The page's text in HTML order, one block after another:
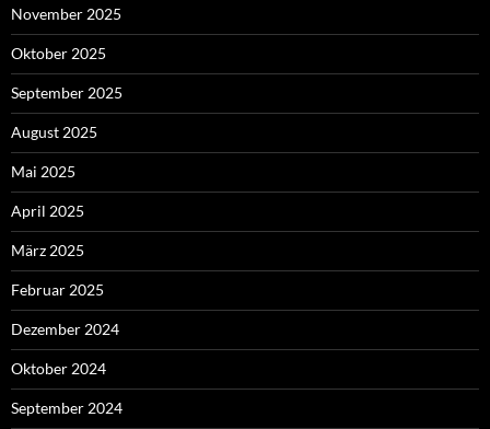
November 2025
Oktober 2025
September 2025
August 2025
Mai 2025
April 2025
März 2025
Februar 2025
Dezember 2024
Oktober 2024
September 2024